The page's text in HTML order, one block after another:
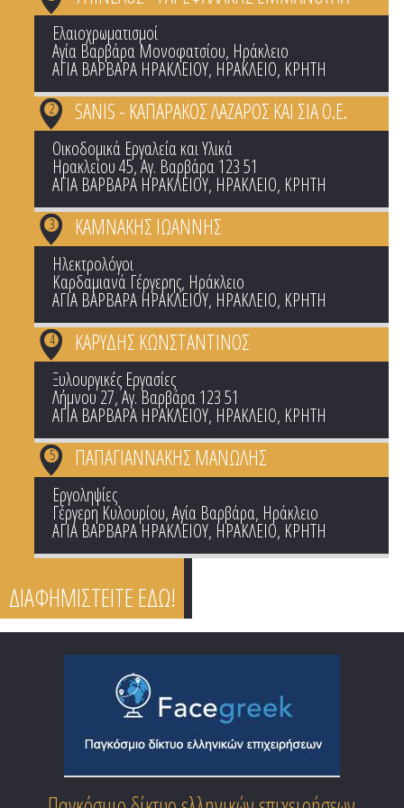
Ελαιοχρωματισμοί
Αγία Βαρβάρα Μονοφατσίου, Ηράκλειο
ΑΓΙΑ ΒΑΡΒΑΡΑ ΗΡΑΚΛΕΙΟΥ, ΗΡΑΚΛΕΙΟ, ΚΡΗΤΗ
SANIS - ΚΑΠΑΡΑΚΟΣ ΛΑΖΑΡΟΣ ΚΑΙ ΣΙΑ Ο.Ε.
2
Οικοδομικά Εργαλεία και Υλικά
Ηρακλείου 45, Αγ. Βαρβάρα 123 51
ΑΓΙΑ ΒΑΡΒΑΡΑ ΗΡΑΚΛΕΙΟΥ, ΗΡΑΚΛΕΙΟ, ΚΡΗΤΗ
ΚΑΜΝΑΚΗΣ ΙΩΑΝΝΗΣ
3
Ηλεκτρολόγοι
Καρδαμιανά Γέργερης, Ηράκλειο
ΑΓΙΑ ΒΑΡΒΑΡΑ ΗΡΑΚΛΕΙΟΥ, ΗΡΑΚΛΕΙΟ, ΚΡΗΤΗ
ΚΑΡΥΔΗΣ ΚΩΝΣΤΑΝΤΙΝΟΣ
4
Ξυλουργικές Εργασίες
Λήμνου 27, Αγ. Βαρβάρα 123 51
ΑΓΙΑ ΒΑΡΒΑΡΑ ΗΡΑΚΛΕΙΟΥ, ΗΡΑΚΛΕΙΟ, ΚΡΗΤΗ
ΠΑΠΑΓΙΑΝΝΑΚΗΣ ΜΑΝΩΛΗΣ
5
Εργοληψίες
Γέργερη Κυλουρίου, Αγία Βαρβάρα, Ηράκλειο
ΑΓΙΑ ΒΑΡΒΑΡΑ ΗΡΑΚΛΕΙΟΥ, ΗΡΑΚΛΕΙΟ, ΚΡΗΤΗ
ΔΙΑΦΗΜΙΣΤΕΙΤΕ ΕΔΩ!